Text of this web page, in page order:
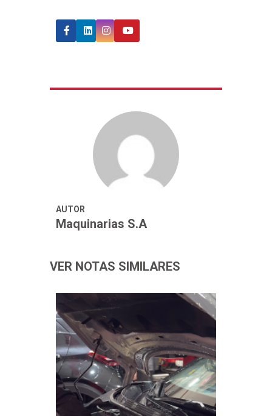
AUTOR
Maquinarias S.A
VER NOTAS SIMILARES